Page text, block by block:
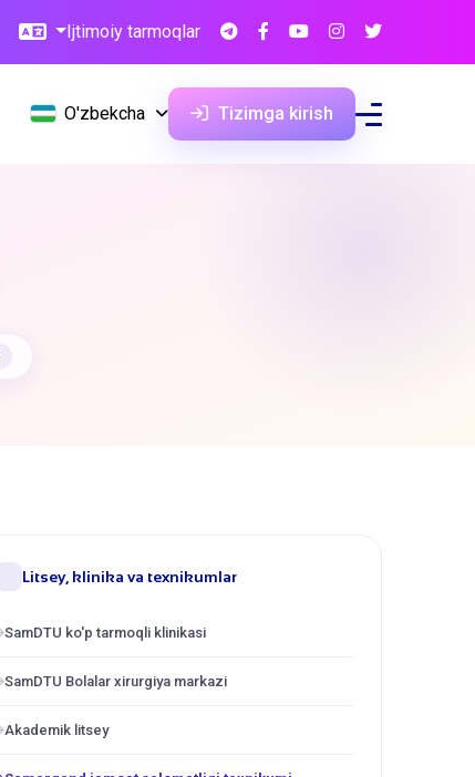
Ijtimoiy tarmoqlar
O'zbekcha Tizimga kirish
Litsey, klinika va texnikumlar
SamDTU ko'p tarmoqli klinikasi
SamDTU Bolalar xirurgiya markazi
Akademik litsey